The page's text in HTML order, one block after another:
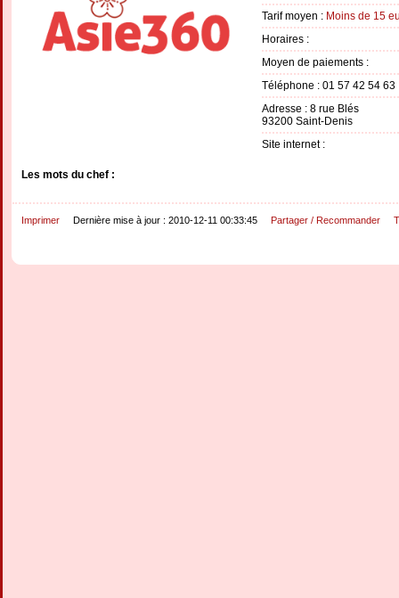
Tarif moyen : Moins de 15
Horaires :
Moyen de paiements :
Téléphone : 01 57 42 54 63
Adresse : 8 rue Blés
93200 Saint-Denis
Site internet :
Les mots du chef :
Imprimer Dernière mise à jour : 2010-12-11 00:33:45 Partager / Recommander